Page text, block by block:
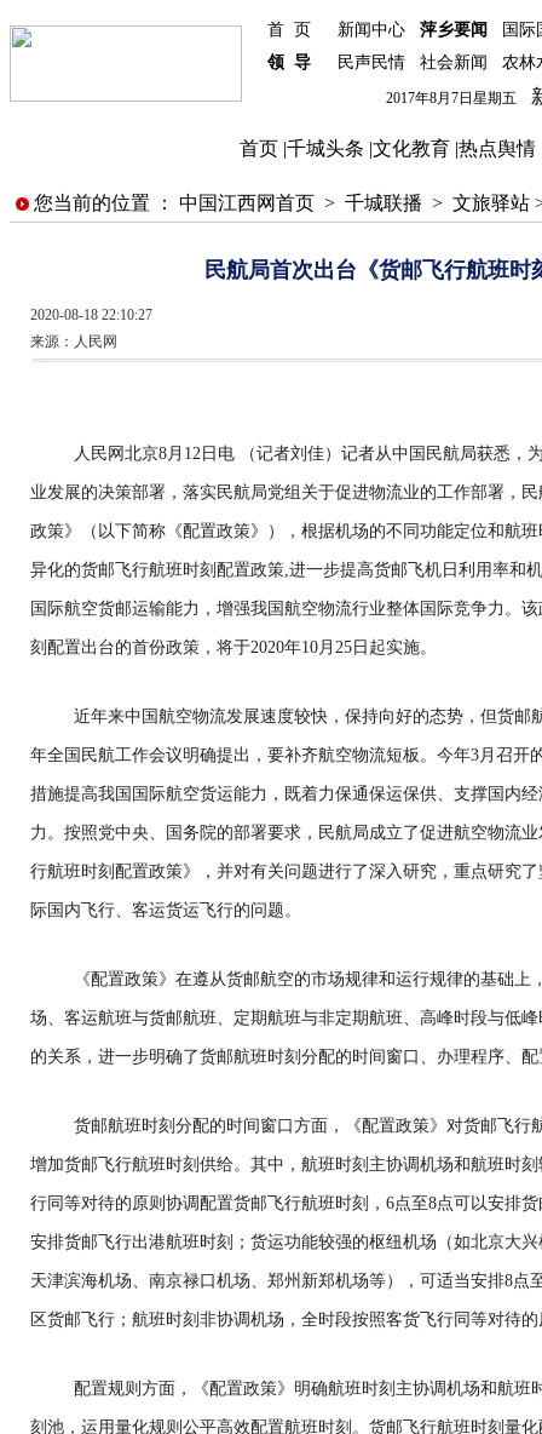
首 页 新闻中心 萍乡要闻 国际
领 导
民声民情 社会新闻 农林
2017年8月7日星期五
首页 |千城头条 |文化教育 |热点舆情
您当前的位置 ： 中国江西网首页 > 千城联播 > 文旅驿站
民航局首次出台《货邮飞行航班时
2020-08-18 22:10:27
来源： 人民网
人民网北京8月12日电 （记者刘佳）记者从中国民航局获悉，
业发展的决策部署，落实民航局党组关于促进物流业的工作部署，
政策》（以下简称《配置政策》），根据机场的不同功能定位和航
异化的货邮飞行航班时刻配置政策,进一步提高货邮飞机日利用率和
国际航空货邮运输能力，增强我国航空物流行业整体国际竞争力。
刻配置出台的首份政策，将于2020年10月25日起实施。
近年来中国航空物流发展速度较快，保持向好的态势，但货邮
年全国民航工作会议明确提出，要补齐航空物流短板。今年3月召开
措施提高我国国际航空货运能力，既着力保通保运保供、支撑国内
力。按照党中央、国务院的部署要求，民航局成立了促进航空物流
行航班时刻配置政策》，并对有关问题进行了深入研究，重点研究
际国内飞行、客运货运飞行的问题。
《配置政策》在遵从货邮航空的市场规律和运行规律的基础
场、客运航班与货邮航班、定期航班与非定期航班、高峰时段与低
的关系，进一步明确了货邮航班时刻分配的时间窗口、办理程序、
货邮航班时刻分配的时间窗口方面，《配置政策》对货邮飞行
增加货邮飞行航班时刻供给。其中，航班时刻主协调机场和航班时
行同等对待的原则协调配置货邮飞行航班时刻，6点至8点可以安排
安排货邮飞行出港航班时刻；货运功能较强的枢纽机场（如北京大
天津滨海机场、南京禄口机场、郑州新郑机场等），可适当安排8点
区货邮飞行；航班时刻非协调机场，全时段按照客货飞行同等对待
配置规则方面，《配置政策》明确航班时刻主协调机场和航班
刻池，运用量化规则公平高效配置航班时刻。货邮飞行航班时刻量